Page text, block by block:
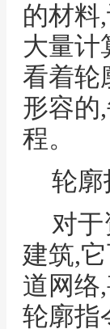
的材料
大量计
看着轮
形容的
程。
轮廓
对
建筑,
道网络
轮廓指